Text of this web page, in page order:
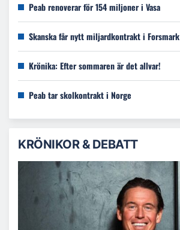
Peab renoverar för 154 miljoner i Vasa
Skanska får nytt miljardkontrakt i Forsmark
Krönika: Efter sommaren är det allvar!
Peab tar skolkontrakt i Norge
KRÖNIKOR & DEBATT